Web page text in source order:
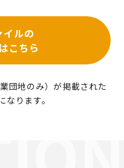
イルの
こちら
団地のみ）が掲載された
ります。